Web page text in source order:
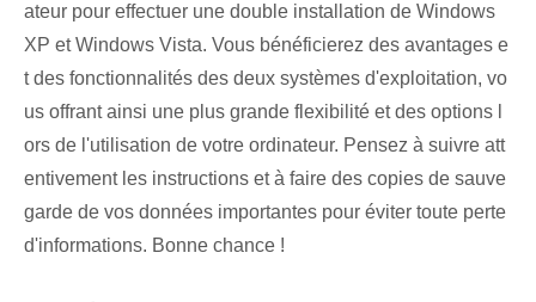
ateur pour effectuer une double installation de Windows
XP et Windows Vista. Vous bénéficierez des avantages e
t des fonctionnalités des deux systèmes d'exploitation, vo
us offrant ainsi une plus grande flexibilité et des options l
ors de l'utilisation de votre ordinateur. Pensez à suivre att
entivement les instructions et à faire des copies de sauve
garde de vos données importantes pour éviter toute perte
d'informations. ⁤Bonne chance !